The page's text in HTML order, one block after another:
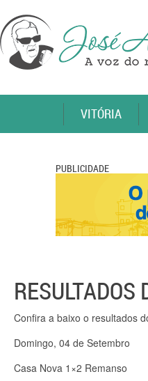
VITÓRIA
PUBLICIDADE
Confira a baixo o resultados
Domingo, 04 de Setembro
Casa Nova 1×2 Remanso